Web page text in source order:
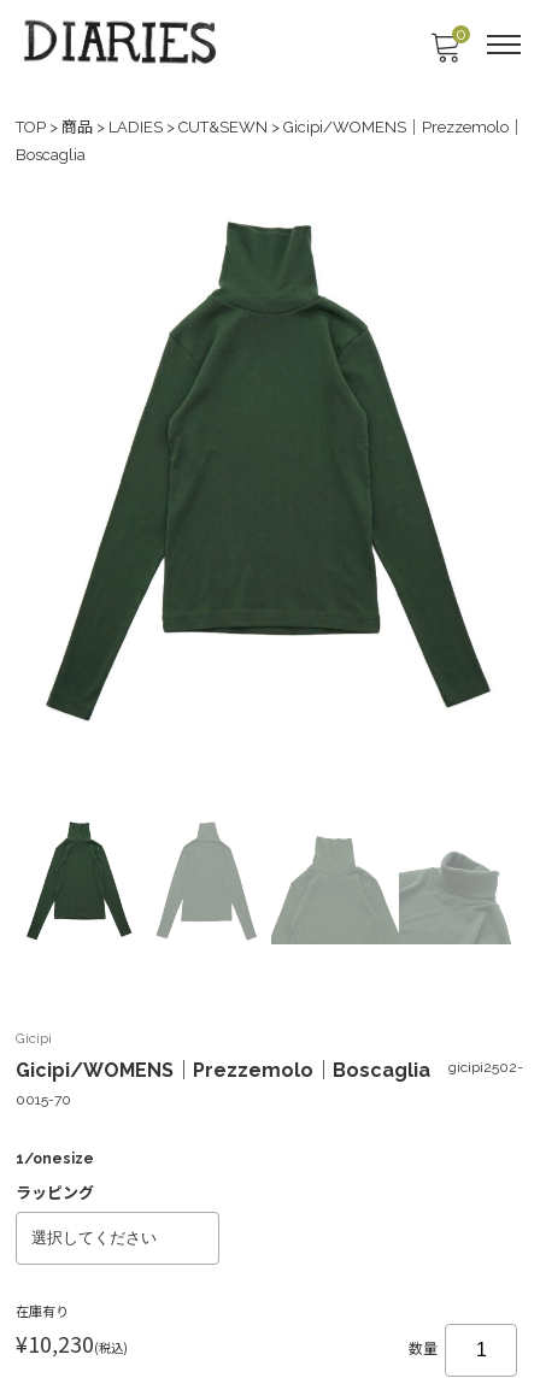
0
TOP > 商品 > LADIES > CUT&SEWN > Gicipi/WOMENS｜Prezzemolo｜
Boscaglia
Gicipi
Gicipi/WOMENS｜Prezzemolo｜Boscaglia
gicipi2502-
0015-70
1/onesize
ラッピング
在庫有り
¥10,230(税込) 数量